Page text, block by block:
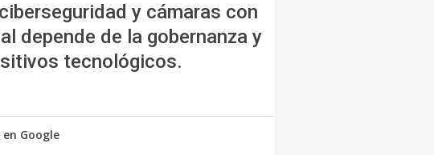
y cámaras con
depende de la gobernanza y
tecnológicos.
Google